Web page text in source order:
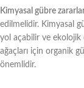
Kimyasal gübre
edilmelidir. Kimyasal
yol açabilir ve ekolojik
ağaçları için organik
önemlidir.